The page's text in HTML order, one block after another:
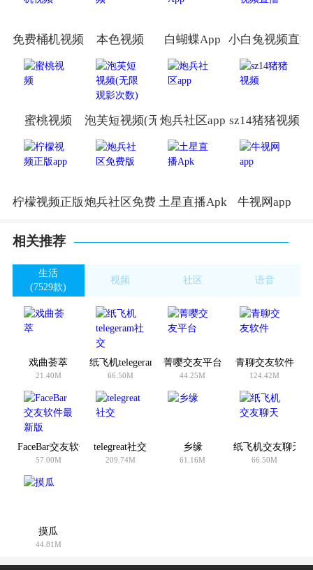
免费桶机视频 本色视频 白蝴蝶App 小白兔视频直播
蜜桃视频 泡芙短视频(无限观影次数)
炮兵社区app sz14猪猪视频
柠檬视频正版app炮兵社区免费版土星直播Apk 牛视网app
相关推荐
生活
(7529款)
视频
社区
语音
戏曲荟萃
21.40M
纸飞机telegeram社交
66.50M
菁嘤交友平台
44.25M
青聊交友软件
124.42M
FaceBar交友软件最新版
57.00M
telegreat社交
209.74M
乡缘
61.16M
纸飞机交友聊天
66.50M
摸瓜
44.81M